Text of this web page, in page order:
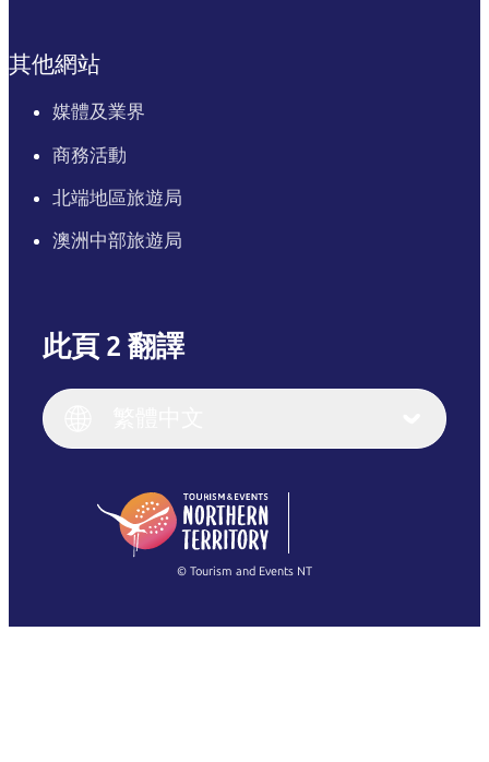
其他網站
媒體及業界
商務活動
北端地區旅遊局
澳洲中部旅遊局
此頁 2 翻譯
English (US)
English
(Singapore)
Français
繁體中文
© Tourism and Events NT